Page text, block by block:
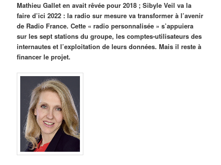
Mathieu Gallet en avait rêvée pour 2018 ; Sibyle Veil va la
faire d’ici 2022 : la radio sur mesure va transformer à l’avenir
de Radio France. Cette « radio personnalisée » s’appuiera
sur les sept stations du groupe, les comptes-utilisateurs des
internautes et l’exploitation de leurs données. Mais il reste à
financer le projet.